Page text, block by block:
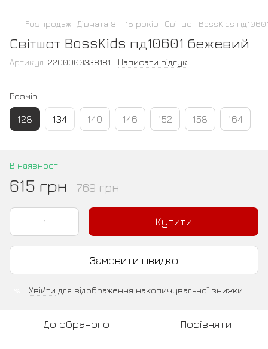
Розпродаж Дівчата 8 - 15 років Світшот BossKids
Світшот BossKids пд10601 бежевий
Артикул: 2200000338181 Написати відгук
Розмір
128 134 140 146 152 158 164
В наявності
615 грн 769 грн
Купити
Замовити швидко
Увійти для відображення накопичувальної знижки
До обраного Порівняти